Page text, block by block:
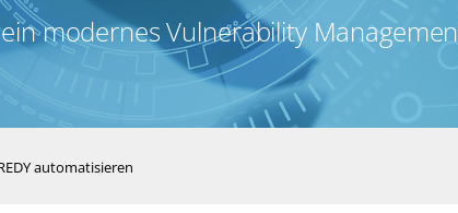
modernes Vulnerability
automatisieren